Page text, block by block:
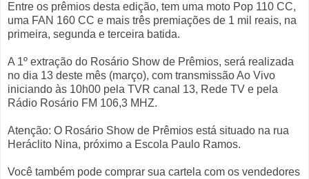
Entre os prêmios desta edição, tem uma moto Pop 110 CC,
uma FAN 160 CC e mais três premiações de 1 mil reais, na
primeira, segunda e terceira batida.
A 1º extração do Rosário Show de Prêmios, será realizada
no dia 13 deste mês (março), com transmissão Ao Vivo
iniciando às 10h00 pela TVR canal 13, Rede TV e pela
Rádio Rosário FM 106,3 MHZ.
Atenção: O Rosário Show de Prêmios está situado na rua
Heráclito Nina, próximo a Escola Paulo Ramos.
Você também pode comprar sua cartela com os vendedores